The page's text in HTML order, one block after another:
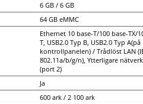
6 GB / 6 GB
64 GB eMMC
Ethernet 10 base-T/100 base-TX/
T, USB2.0 Typ B, USB2.0 Typ A(på
kontrollpanelen) / Trådlöst LAN
802.11a/b/g/n), Ytterligare
(port 2)
Ja
600 ark / 2 100 ark